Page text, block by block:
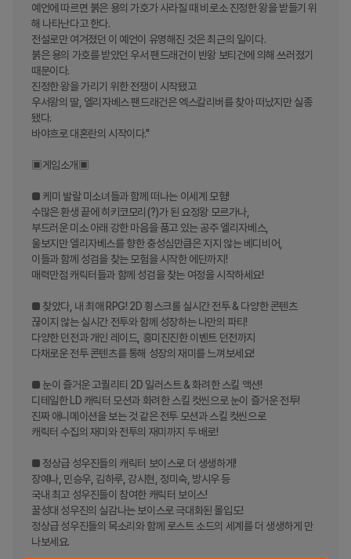
예언에 따르면 붉은 용의 가호가 사라질 때 비로소 진정한 왕을 받들기 위
해 나타난다고 한다.
전설로만 여겨졌던 이 예언이 유명해진 것은 최근의 일이다.
붉은 용의 가호를 받았던 우서 팬드래건이 반왕 보티건에 의해 쓰러졌기
때문이다.
진정한 왕을 가리기 위한 전쟁이 시작됐고
우서왕의 딸, 엘리자베스 팬드래건은 엑스칼리버를 찾아 떠났지만 실종
됐다.
바야흐로 대혼란의 시작이다."
▣게임소개▣
■ 케미 발랄 미소녀들과 함께 떠나는 이세계 모험!
수많은 환생 끝에 히키코모리(?)가 된 요정왕 모르가나,
부드러운 미소 아래 강한 마음을 품고 있는 공주 엘리자베스,
울보지만 엘리자베스를 향한 충성심만큼은 지지 않는 베디비어,
이들과 함께 성검을 찾는 모험을 시작한 에단까지!
매력만점 캐릭터들과 함께 성검을 찾는 여정을 시작하세요!
■ 찾았다, 내 최애 RPG! 2D 횡스크롤 실시간 전투 & 다양한 콘텐츠
끊이지 않는 실시간 전투와 함께 성장하는 나만의 파티!
다양한 던전과 개인 레이드, 흥미진진한 이벤트 던전까지
다채로운 전투 콘텐츠를 통해 성장의 재미를 느껴보세요!
■ 눈이 즐거운 고퀄리티 2D 일러스트 & 화려한 스킬 액션!
디테일한 LD 캐릭터 모션과 화려한 스킬 컷씬으로 눈이 즐거운 전투!
진짜 애니메이션을 보는 것 같은 전투 모션과 스킬 컷씬으로
캐릭터 수집의 재미와 전투의 재미까지 두 배로!
■ 정상급 성우진들의 캐릭터 보이스로 더 생생하게!
장예나, 민승우, 김하루, 강시현, 정미숙, 방시우 등
국내 최고 성우진들이 참여한 캐릭터 보이스!
꿀성대 성우진의 실감나는 보이스로 극대화된 몰입도!
정상급 성우진들의 목소리와 함께 로스트 소드의 세계를 더 생생하게 만
나보세요.